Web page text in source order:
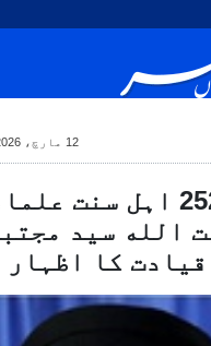
12 مارچ، 2026، 2:16 AM
ہرمزگان: 2520 اہل سنت
الله سید
کا اظہار